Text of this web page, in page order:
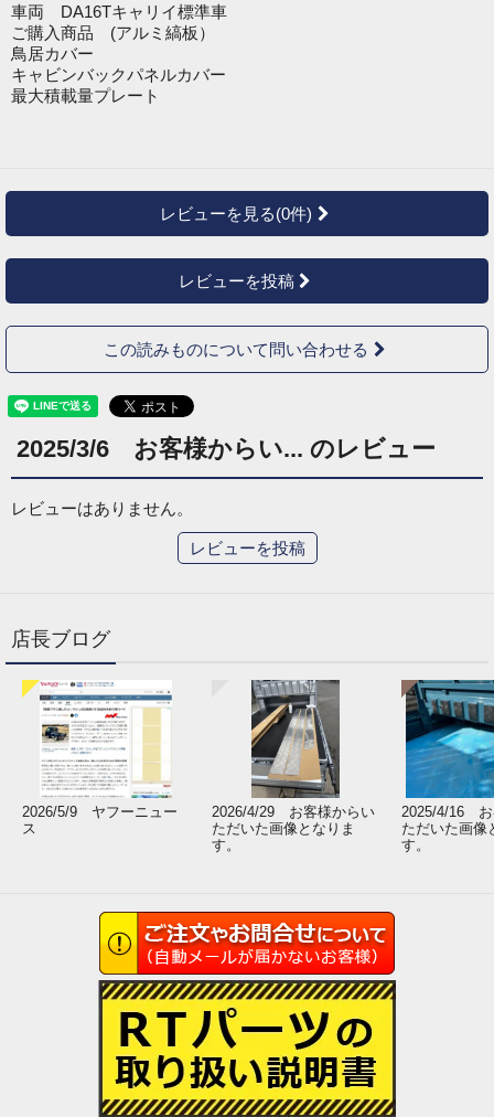
車両 DA16Tキャリイ標準車
ご購入商品 (アルミ縞板）
鳥居カバー
キャビンバックパネルカバー
最大積載量プレート
レビューを見る(0件)
レビューを投稿
この読みものについて問い合わせる
2025/3/6 お客様からい... のレビュー
レビューはありません。
レビューを投稿
店長ブログ
2026/5/9 ヤフーニュー
ス
2026/4/29 お客様からい
ただいた画像となりま
す。
2025/4/16 お
ただいた画像
す。